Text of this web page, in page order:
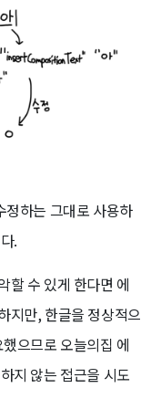
하는 그대로 사용하
.
할 수 있게 한다면 에
지만, 한글을 정상적으
으므로 오늘의집 에
지 않는 접근을 시도